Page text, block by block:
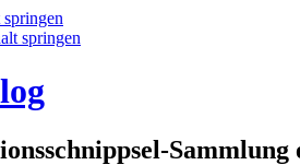
springen
Sammlung